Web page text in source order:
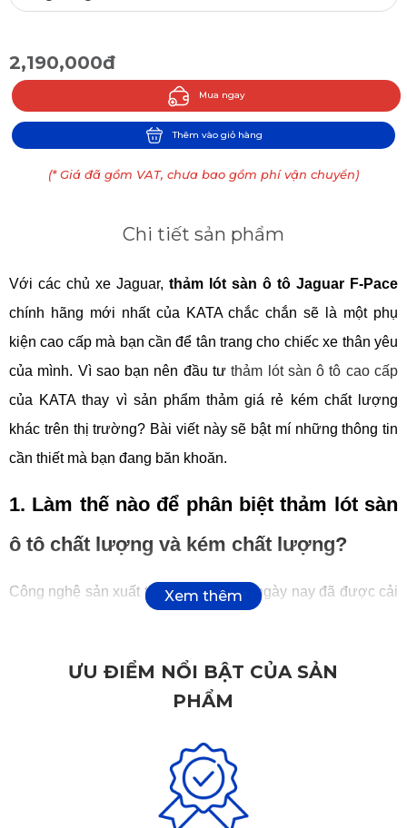
2,190,000đ
Mua ngay
Thêm vào giỏ hàng
(* Giá đã gồm VAT, chưa bao gồm phí vận chuyển)
Chi tiết sản phẩm
Với các chủ xe Jaguar, thảm lót sàn ô tô Jaguar F-Pace
chính hãng mới nhất của KATA chắc chắn sẽ là một phụ
kiện cao cấp mà bạn cần để tân trang cho chiếc xe thân yêu
của mình. Vì sao bạn nên đầu tư thảm lót sàn ô tô cao cấp
của KATA thay vì sản phẩm thảm giá rẻ kém chất lượng
khác trên thị trường? Bài viết này sẽ bật mí những thông tin
cần thiết mà bạn đang băn khoăn.
1. Làm thế nào để phân biệt thảm lót sàn
ô tô chất lượng và kém chất lượng?
Công nghệ sản xuất thảm lót sàn ô tô ngày nay đã được cải
Trên thực tế, những loại thảm lót sàn ô tô kém chất lượng lại
rất khó phân biệt với các loại thảm ô tô cao cấp. KATA sẽ
chất lượng và kém chất lượng một
ƯU ĐIỂM NỔI BẬT CỦA SẢN
PHẨM